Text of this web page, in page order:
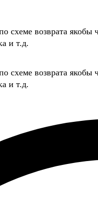
схеме возврата
и т.д.
схеме возврата
и т.д.